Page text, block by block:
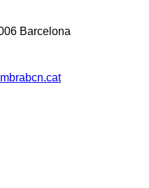
Barcelona